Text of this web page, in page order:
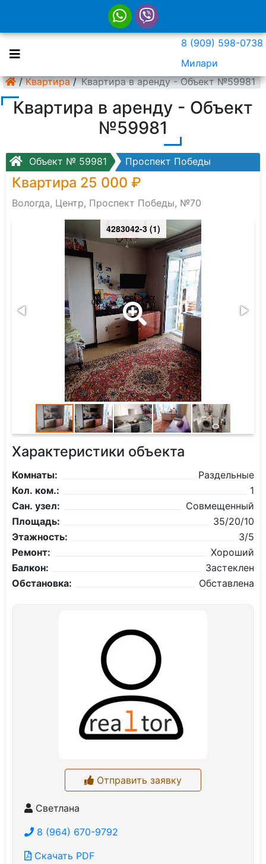
8 (909) 598-0738
Милари
/ Квартира / Квартира в аренду - Объект №59981
Квартира в аренду - Объект
№59981
Объект № 59981 Проспект Победы
Квартира 25 000 ₽
Вологда, Центр, Проспект Победы, №70
4283042-3 (1)
Характеристики объекта
Комнаты:
Раздельные
Кол. ком.:
1
Сан. узел:
Совмещенный
Площадь:
35/20/10
Этажность:
3/5
Ремонт:
Хороший
Балкон:
Застеклен
Обстановка:
Обставлена
Отправить заявку
Светлана
8 (964) 670-9792
Скачать PDF